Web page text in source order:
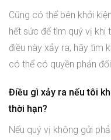
Cũng có thể bên khởi
hết sức để tìm quý vị khi
điều này xảy ra, hãy tìm
có thể có quyền phản
Điều gì xảy ra nếu tôi
thời hạn?
Nếu quý vị không gửi